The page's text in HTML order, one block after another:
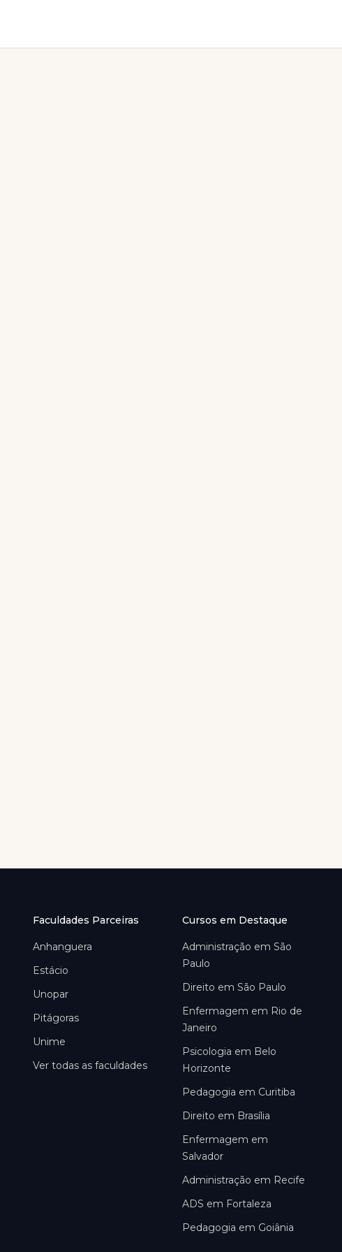
Faculdades Parceiras
Anhanguera
Estácio
Unopar
Pitágoras
Unime
Ver todas as faculdades
Cursos em Destaque
Administração em São
Paulo
Direito em São Paulo
Enfermagem em Rio de
Janeiro
Psicologia em Belo
Horizonte
Pedagogia em Curitiba
Direito em Brasília
Enfermagem em
Salvador
Administração em Recife
ADS em Fortaleza
Pedagogia em Goiânia